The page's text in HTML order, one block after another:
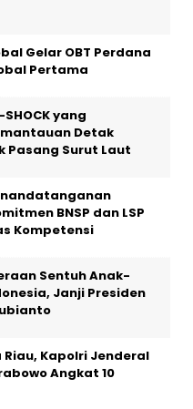
Gelar OBT Perdana
Pertama
yang
Detak
Pasang Surut Laut
BNSP dan LSP
Kompetensi
Sentuh Anak-
Janji Presiden
Kapolri Jenderal
Angkat 10